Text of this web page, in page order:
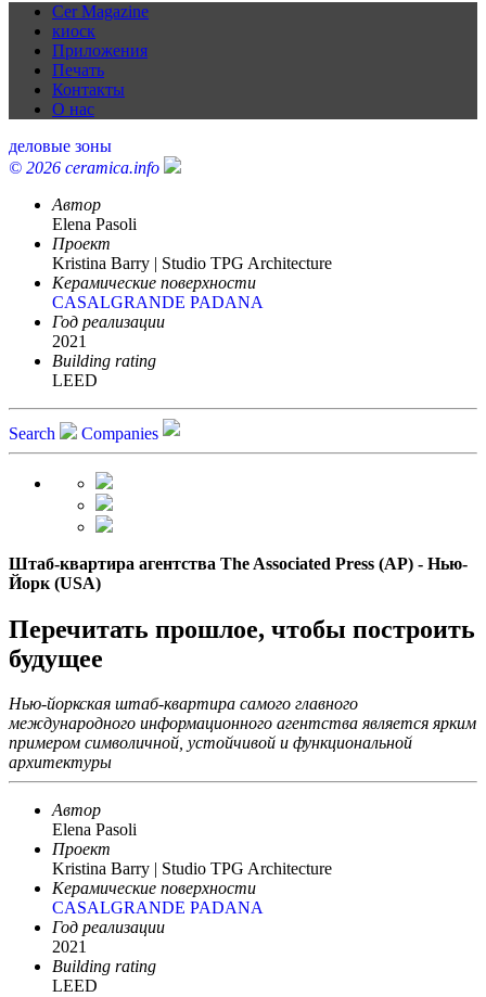
Cer Magazine
киоск
Приложения
Печать
Контакты
О нас
деловые зоны
© 2026 ceramica.info
Автор
Elena Pasoli
Проект
Kristina Barry | Studio TPG Architecture
Керамические поверхности
CASALGRANDE PADANA
Год реализации
2021
Building rating
LEED
Search Companies
Штаб-квартира агентства The Associated Press (AP) - Нью-
Йорк (USA)
Перечитать прошлое, чтобы построить
будущее
Нью-йоркская штаб-квартира самого главного
международного информационного агентства является ярким
примером символичной, устойчивой и функциональной
архитектуры
Автор
Elena Pasoli
Проект
Kristina Barry | Studio TPG Architecture
Керамические поверхности
CASALGRANDE PADANA
Год реализации
2021
Building rating
LEED